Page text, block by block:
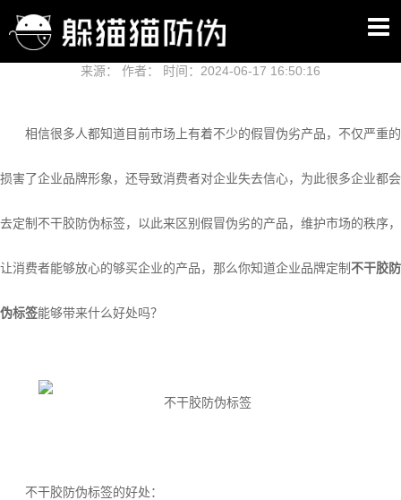
不干胶防伪标签能够给企业带来什么好处？
来源： 作者： 时间：2024-06-17 16:50:16
相信很多人都知道目前市场上有着不少的假冒伪劣产品，不仅严重的
损害了企业品牌形象，还导致消费者对企业失去信心，为此很多企业都会
去定制不干胶防伪标签，以此来区别假冒伪劣的产品，维护市场的秩序，
让消费者能够放心的够买企业的产品，那么你知道企业品牌定制不干胶防
伪标签能够带来什么好处吗？
不干胶防伪标签的好处：